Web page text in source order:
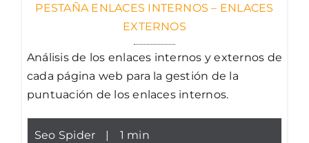
PESTAÑA ENLACES INTERNOS – ENLACES
EXTERNOS
Análisis de los enlaces internos y externos de
cada página web para la gestión de la
puntuación de los enlaces internos.
Seo Spider | 1 min